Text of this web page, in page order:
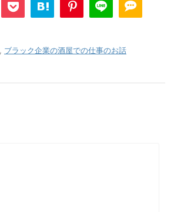
ブラック企業の酒屋での仕事のお話